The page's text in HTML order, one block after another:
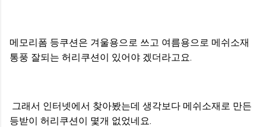
메모리폼 등쿠션은 겨울용으로 쓰고 여름용으로 메쉬소재
통풍 잘되는 허리쿠션이 있어야 겠더라고요.
그래서 인터넷에서 찾아봤는데 생각보다 메쉬소재로 만든
등받이 허리쿠션이 몇개 없었네요.